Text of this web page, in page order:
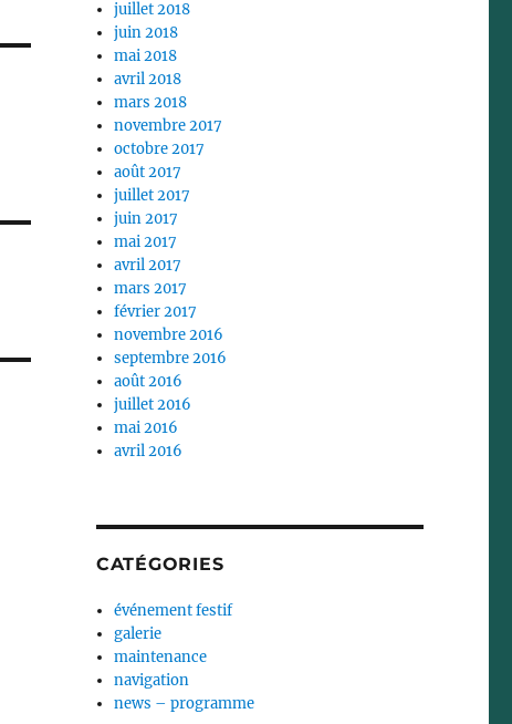
juillet 2018
juin 2018
mai 2018
avril 2018
mars 2018
novembre 2017
octobre 2017
août 2017
juillet 2017
juin 2017
mai 2017
avril 2017
mars 2017
février 2017
novembre 2016
septembre 2016
août 2016
juillet 2016
mai 2016
avril 2016
CATÉGORIES
événement festif
galerie
maintenance
navigation
news – programme